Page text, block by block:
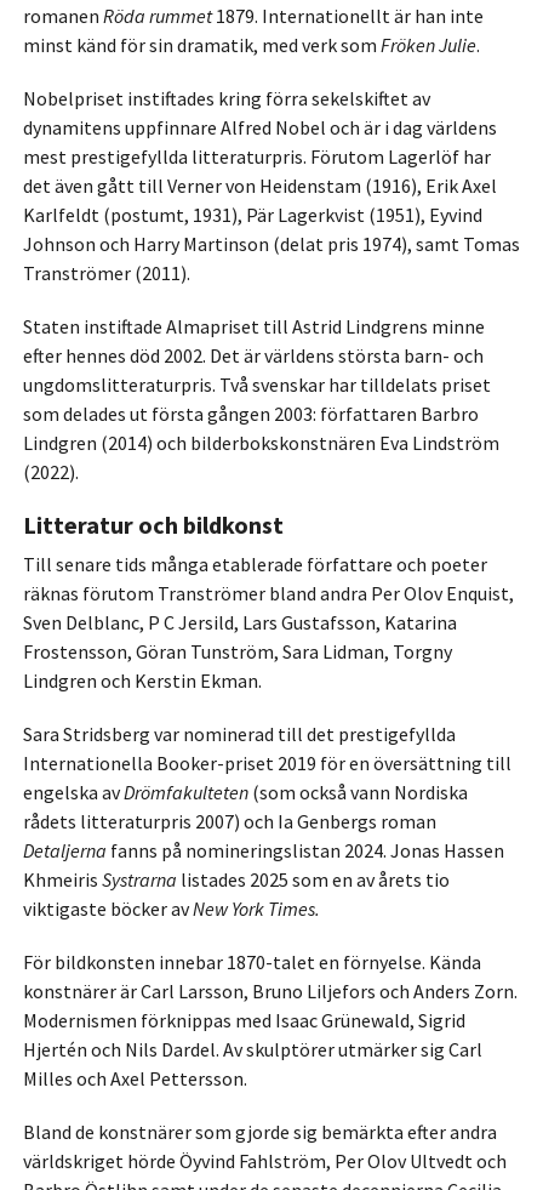
romanen Röda rummet1879. Internationellt är han inte
minst känd för sin dramatik, med verk som Fröken Julie.
Nobelpriset instiftades kring förra sekelskiftet av
dynamitens uppfinnare Alfred Nobel och är i dag världens
mest prestigefyllda litteraturpris. Förutom Lagerlöf har
det även gått till Verner von Heidenstam (1916), Erik Axel
Karlfeldt (postumt, 1931), Pär Lagerkvist (1951), Eyvind
Johnson och Harry Martinson (delat pris 1974), samt Tomas
Tranströmer (2011).
Staten instiftade Almapriset till Astrid Lindgrens minne
efter hennes död 2002. Det är världens största barn- och
ungdomslitteraturpris. Två svenskar har tilldelats priset
som delades ut första gången 2003: författaren Barbro
Lindgren (2014) och bilderbokskonstnären Eva Lindström
(2022).
Litteratur och bildkonst
Till senare tids många etablerade författare och poeter
räknas förutom Tranströmer bland andra Per Olov Enquist,
Sven Delblanc, P C Jersild, Lars Gustafsson, Katarina
Frostensson, Göran Tunström, Sara Lidman, Torgny
Lindgren och Kerstin Ekman.
Sara Stridsberg var nominerad till det prestigefyllda
Internationella Booker-priset 2019 för en översättning till
engelska avDrömfakulteten(som också vann Nordiska
rådets litteraturpris 2007) och Ia Genbergs roman
Detaljerna fanns på nomineringslistan 2024. Jonas Hassen
Khmeiris Systrarna listades 2025 som en av årets tio
viktigaste böcker avNew York Times.
För bildkonsten innebar 1870-talet en förnyelse. Kända
konstnärer är Carl Larsson, Bruno Liljefors och Anders Zorn.
Modernismen förknippas med Isaac Grünewald, Sigrid
Hjertén och Nils Dardel. Av skulptörer utmärker sig Carl
Milles och Axel Pettersson.
Bland de konstnärer som gjorde sig bemärkta efter andra
världskriget hörde Öyvind Fahlström, Per Olov Ultvedt och